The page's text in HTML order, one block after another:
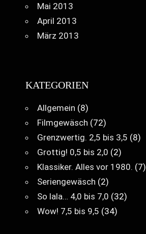
Mai 2013
April 2013
März 2013
KATEGORIEN
Allgemein (8)
Filmgewäsch (72)
Grenzwertig. 2,5 bis 3,5 (8)
Grottig! 0,5 bis 2,0 (2)
Klassiker. Alles vor 1980. (7)
Seriengewäsch (2)
So lala… 4,0 bis 7,0 (32)
Wow! 7,5 bis 9,5 (34)